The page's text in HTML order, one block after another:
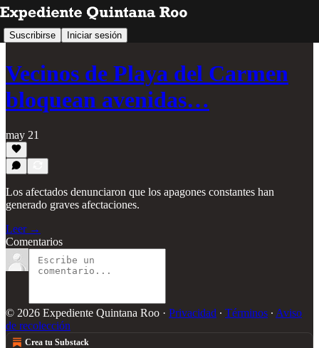
Suscribirse Iniciar sesión
Vecinos de Playa del Carmen
bloquean avenidas…
may 21
Los afectados denunciaron que los apagones constantes han
generado graves afectaciones.
Leer →
Comentarios
© 2026 Expediente Quintana Roo · Privacidad ∙ Términos ∙ Aviso
de recolección
Crea tu Substack